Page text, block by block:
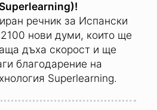
речник за Испански
нови думи, които ще
дъха скорост и ще
благодарение на
Superlearning.